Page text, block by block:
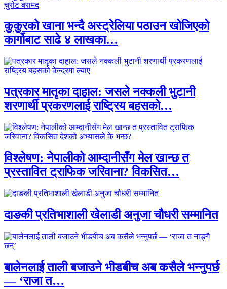
कुकुरको खाना भन्दै अस्ट्रेलिया पठाउन खोजिएको
कार्गोबाट साढे ४ लाखका…
पत्रकार मातृका दाहाल: जसले नक्कली भुटानी
शरणार्थी प्रकरणलाई राष्ट्रिय बहसको…
विश्लेषण: नेपालीको आम्दानीसँग मेल खान्छ त
प्रस्तावित ट्राफिक जरिवाना? विकसित…
दाङकी प्रतिभाशाली खेलाडी अनुजा चौधरी सम्मानित
बालेनलाई ताली बजाउने भीडबीच अब कसैले भन्नुपर्छ
— ‘राजा त…